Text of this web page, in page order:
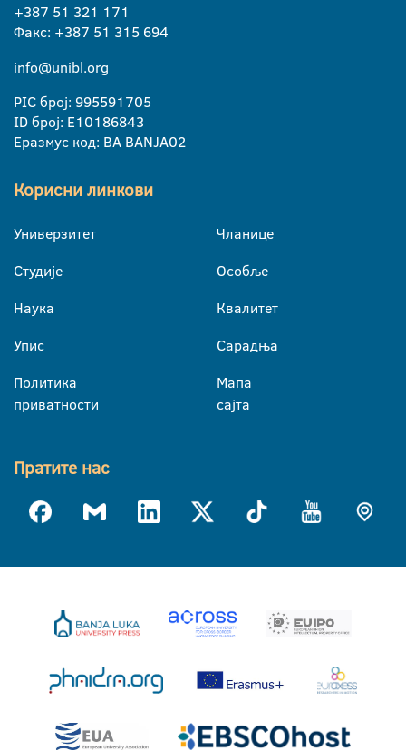
+387 51 321 171
Факс: +387 51 315 694
info@unibl.org
PIC број: 995591705
ID број: E10186843
Еразмус код: BA BANJA02
Корисни линкови
Универзитет
Студије
Наука
Упис
Политика
приватности
Чланице
Особље
Квалитет
Сарадња
Мапа
сајта
Пратите нас